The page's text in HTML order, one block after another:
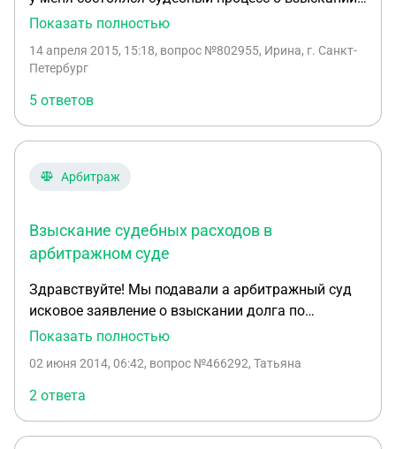
задолженности по договору поставки. Всё в
опубликовано решение. у меня вопрос. Как
издержек с контрагента ( перелет+ проживание ,
около 14 00 тысяч) ? я пробовала заявить
ходатайство в ходе судебного процесса, но судья
отклонил его , сказал что нужно сначала
уведомить об этом ответчика. Разъясните
впервые !
Показать полностью
14 апреля 2015, 15:18, вопрос №802955, Ирина, г. Санкт-
Петербург
5 ответов
Арбитраж
Взыскание судебных расходов в
арбитражном суде
Здравствуйте! Мы подавали а арбитражный суд
исковое заявление о взыскании долга по
договору поставки, суд вынес определение в
представительство в суде было отказано, т.к.
нами это не было подтверждено документально.
Теперь нам нужно подать апелляционную жалобу
или просто заявление, чтобы ответчиком были
Показать полностью
02 июня 2014, 06:42, вопрос №466292, Татьяна
2 ответа